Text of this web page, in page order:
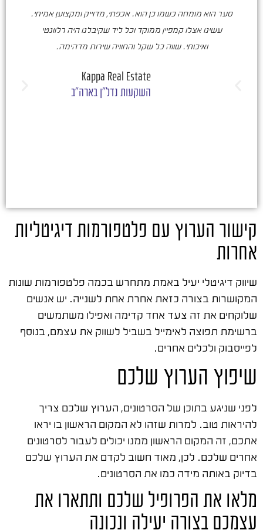
סער הוא מומחה כשמו כן הוא. אכפתי, מדוייק ומקצוען אמיתי.
עשינו אצלו קמפיין ממוקד וכל ליד שקיבלנו היה רלוונטי
ואיכותי. שווה כל שקל והחוויה שירות מדהימה.
Kappa Real Estate
השקעות נדל"ן בארה"ב
קישור הערוץ עם פלטפורמות דיגיטליות
אחרות
שיווק דיגיטלי יעיל באמת מתחרש בכמה פלטפורמות שונות
המקושרות בצורה כזאת אחרת אחת לשנייה. יש אנשים
שלוקחים את זה צעד אחד קדימה ואפילו משתמשים
ברשימת תפוצה לאימייל בשביל לשווק את עצמם, בנוסף
לפייסבוק ולכלים אחרים.
שיפוץ הערוץ שלכם
לפני שניגע בתוכן של הסרטונים, הערוץ שלכם צריך
להיראות טוב. למרות שזהו לא המקום הראשון בו יראו
אתכם, זה המקום הראשון ממנו יכולים לעבור לסרטונים
אחרים שלכם. לכן, מאוד חשוב לקדם את הערוץ שלכם
בדיוק באותה מידה כמו את הסרטונים.
מלאו את הפרופיל שלכם ותתארו את
עצמכם בצורה יעילה ונכונה